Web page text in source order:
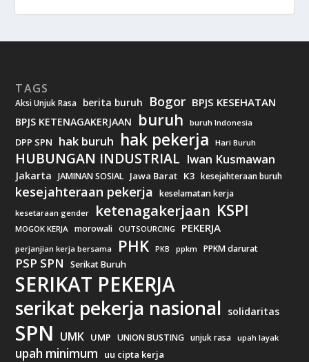
TAGS
Aksi Unjuk Rasa berita buruh Bogor BPJS KESEHATAN
BPJS KETENAGAKERJAAN buruh buruh Indonesia
DPP SPN hak buruh hak pekerja Hari Buruh
HUBUNGAN INDUSTRIAL Iwan Kusmawan
Jakarta JAMINAN SOSIAL Jawa Barat K3 kesejahteraan buruh
kesejahteraan pekerja keselamatan kerja
kesetaraan gender ketenagakerjaan KSPI
MOGOK KERJA morowali OUTSOURCING PEKERJA
perjanjian kerja bersama PHK PKB ppkm PPKM darurat
PSP SPN Serikat Buruh
SERIKAT PEKERJA
serikat pekerja nasional solidaritas
SPN UMK UMP UNION BUSTING unjuk rasa upah layak
upah minimum uu cipta kerja